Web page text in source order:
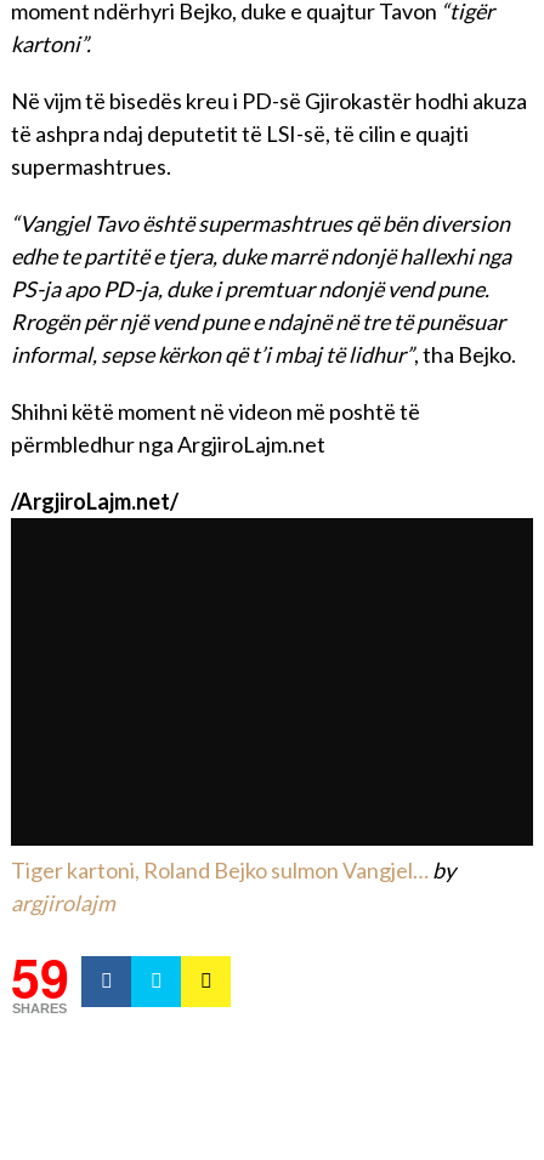
moment ndërhyri Bejko, duke e quajtur Tavon “tigër
kartoni”.
Në vijm të bisedës kreu i PD-së Gjirokastër hodhi akuza
të ashpra ndaj deputetit të LSI-së, të cilin e quajti
supermashtrues.
“Vangjel Tavo është supermashtrues që bën diversion
edhe te partitë e tjera, duke marrë ndonjë hallexhi nga
PS-ja apo PD-ja, duke i premtuar ndonjë vend pune.
Rrogën për një vend pune e ndajnë në tre të punësuar
informal, sepse kërkon që t’i mbaj të lidhur”, tha Bejko.
Shihni këtë moment në videon më poshtë të
përmbledhur nga ArgjiroLajm.net
/ArgjiroLajm.net/
Tiger kartoni, Roland Bejko sulmon Vangjel… by
argjirolajm
59
SHARES